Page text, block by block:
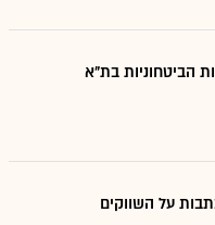
הביטחוניות בת"א
על השווקים